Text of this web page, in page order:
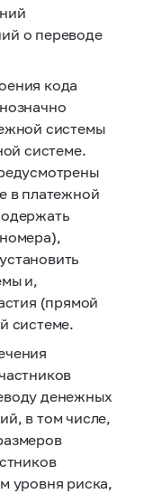
о переводе
кода
системы
системе.
в платежной
и,
(прямой
системе.
денежных
в том числе,
уровня риска,